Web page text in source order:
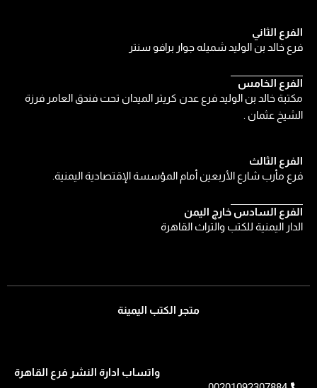
الفرع الثالث
فرع مأرب شارع الأربعين أمام المؤسسة الإقتصادية اليمنية.
الفرع السادس خارج اليمن
الدار اليمنية للكتب والتراث القاهرة
الفرع الثاني
فرع خالد بن الوليد شميله جوار برافو سنتر
الفرع الخامس
مكتبة خالد بن الوليد فرع عدن كريتر الميدان تحت فندق العامر فرزة
الشيخ عثمان .
متجر الكتب اليمينة
واتساب ادارة النشر فرع القاهرة